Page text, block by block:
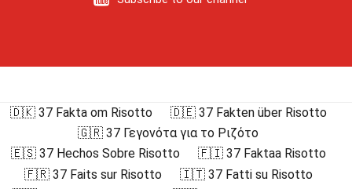
🇩🇰 37 Fakta om Risotto
🇩🇪 37 Fakten über Risotto
🇬🇷 37 Γεγονότα για το Ριζότο
🇪🇸 37 Hechos Sobre Risotto
🇫🇮 37 Faktaa Risotto
🇫🇷 37 Faits sur Risotto
🇮🇹 37 Fatti su Risotto